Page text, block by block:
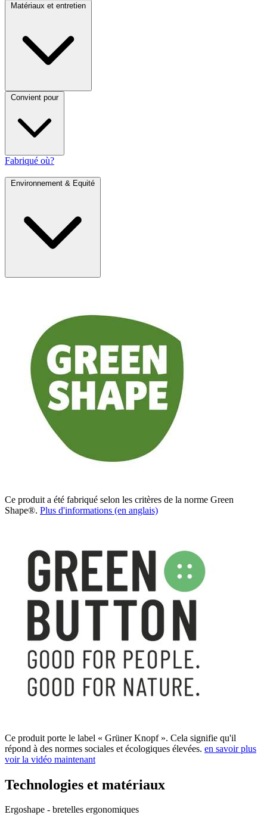
Matériaux et entretien
Convient pour
Fabriqué où?
Environnement & Equité
Ce produit a été fabriqué selon les critères de la norme Green
Shape®. Plus d'informations (en anglais)
Ce produit porte le label « Grüner Knopf ». Cela signifie qu'il
répond à des normes sociales et écologiques élevées. en savoir plus
voir la vidéo maintenant
Technologies et matériaux
Ergoshape - bretelles ergonomiques